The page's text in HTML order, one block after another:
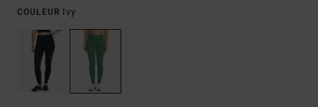
COULEUR Ivy